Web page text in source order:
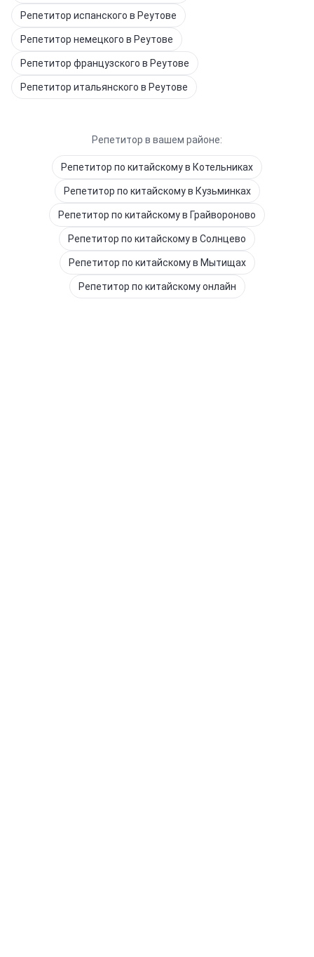
Репетитор испанского в Реутове
Репетитор немецкого в Реутове
Репетитор французского в Реутове
Репетитор итальянского в Реутове
Репетитор в вашем районе:
Репетитор по китайскомув Котельниках
Репетитор по китайскому в Кузьминках
Репетитор по китайскомув Грайвороново
Репетитор по китайскомув Солнцево
Репетитор по китайскому в Мытищах
Репетитор по китайскому онлайн